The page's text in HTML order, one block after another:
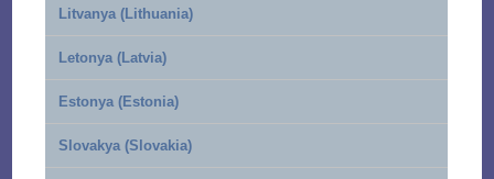
Litvanya (Lithuania)
Letonya (Latvia)
Estonya (Estonia)
Slovakya (Slovakia)